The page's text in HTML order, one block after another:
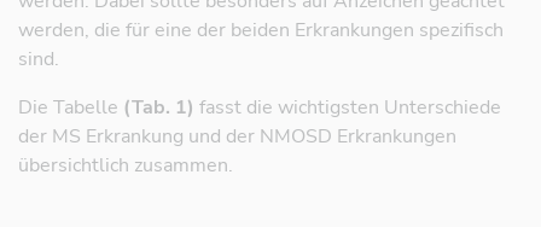
werden, die für eine der beiden Erkrankungen spezifisch
sind.
Die Tabelle (Tab. 1) fasst die wichtigsten Unterschiede
der MS Erkrankung und der NMOSD Erkrankungen
übersichtlich zusammen.